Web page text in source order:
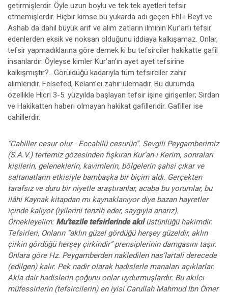
getirmişlerdir. Öyle uzun boylu ve tek tek ayetleri tefsir
etmemişlerdir. Hiçbir kimse bu yukarda adı geçen Ehl-i Beyt ve
Ashab da dahil büyük arif ve alim zatların ilminin Kur’an’ı tefsir
edenlerden eksik ve noksan olduğunu iddiaya kalkışamaz. Onlar,
tefsir yapmadıklarına göre demek ki bu tefsirciler hakikatte gafil
insanlardır. Öyleyse kimler Kur’an’ın ayet ayet tefsirine
kalkışmıştır?.. Görüldüğü kadarıyla tüm tefsirciler zahir
alimleridir. Felsefed, Kelam’cı zahır ulemadır. Bu durumda
özellikle Hicri 3-5. yüzyılda başlayan tefsir işine girişenler; Sırdan
ve Hakikatten haberi olmayan hakikat gafilleridir. Gafiller ise
cahillerdir.
“Cahiller cesur olur - Eccahilü cesurün”. Sevgili Peygamberimiz
(S.A.V.) tertemiz gözesinden fışkıran Kur’an-ı Kerim, sonraları
kişilerin, geleneklerin, kavimlerin, bölgelerin şahsi çıkar ve
saltanatların etkisiyle bambaşka bir biçim aldı. Gerçekten
tarafsız ve duru bir niyetle araştıranlar, acaba bu yorumlar, bu
ilâhi Kaynak kitapdan mı kaynaklanıyor diye bazan hayretler
içinde kalıyor (iyilerini tenzih eder, saygıyla anarız).
Örnekleyelim: Mu’tezile tefsirlerinde akılüstünlüğü hakimdir.
Tefsirleri, Onların “aklın güzel gördüğü herşey güzeldir, aklın
çirkin gördüğü herşey çirkindir” prensiplerinin damgasını taşır.
Onlara göre Hz. Peygamberden nakledilen nas’lartali derecede
(edilgen) kalır. Pek nadir olarak hadislerle manaları açıklarlar.
Akla dair hadislerin çoğunu onlar uydurmuşlardır. Bu akılcı
müfessirlerin (tefsircilerin) en iyisi Carullah Mahmud lbn Ömer